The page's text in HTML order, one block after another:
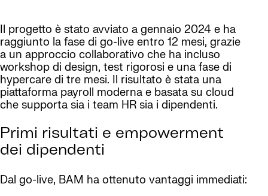
Il progetto è stato avviato a gennaio 2024 e ha
raggiunto la fase di go-live entro 12 mesi, grazie
a un approccio collaborativo che ha incluso
workshop di design, test rigorosi e una fase di
hypercare di tre mesi. Il risultato è stata una
piattaforma payroll moderna e basata su cloud
che supporta sia i team HR sia i dipendenti.
Primi risultati e empowerment
dei dipendenti
Dal go-live, BAM ha ottenuto vantaggi immediati: